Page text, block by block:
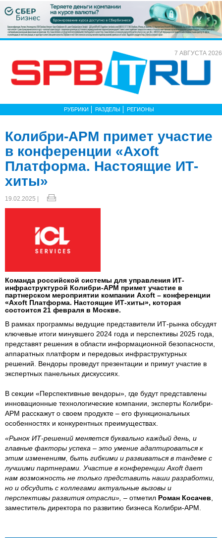
7 АВГУСТА 2026
РУБРИКИ РАЗДЕЛЫ РЕГИОНЫ
Колибри-АРМ примет участие
в конференции «Axoft
Платформа. Настоящие ИТ-
хиты»
19.02.2025 |
Команда российской системы для управления ИТ-
инфраструктурой Колибри-АРМ примет участие в
партнерском мероприятии компании Axoft – конференции
«Axoft Платформа. Настоящие ИТ-хиты», которая
состоится 21 февраля в Москве.
В рамках программы ведущие представители ИТ-рынка обсудят
ключевые итоги минувшего 2024 года и перспективы 2025 года,
представят решения в области информационной безопасности,
аппаратных платформ и передовых инфраструктурных
решений. Вендоры проведут презентации и примут участие в
экспертных панельных дискуссиях.
В секции «Перспективные вендоры», где будут представлены
инновационные технологические компании, эксперты Колибри-
АРМ расскажут о своем продукте – его функциональных
особенностях и конкурентных преимуществах.
«Рынок ИТ-решений меняется буквально каждый день, и
главные факторы успеха – это умение адаптироваться к
этим изменениям, быть гибкими и развиваться в тандеме с
лучшими партнерами. Участие в конференции Axoft дает
нам возможность не только представить наши разработки,
но и обсудить с коллегами актуальные вызовы и
перспективы развития отрасли», – отметил Роман Косачев
заместитель директора по развитию бизнеса Колибри-АРМ.